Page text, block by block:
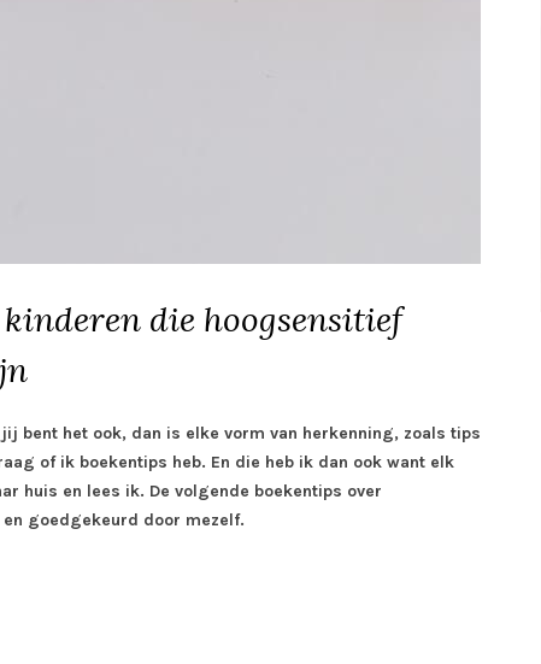
die hoogsensitief
bent het ook, dan is elke vorm van herkenning, zoals tips
of ik boekentips heb. En die heb ik dan ook want elk
huis en lees ik. De volgende boekentips over
goedgekeurd door mezelf.